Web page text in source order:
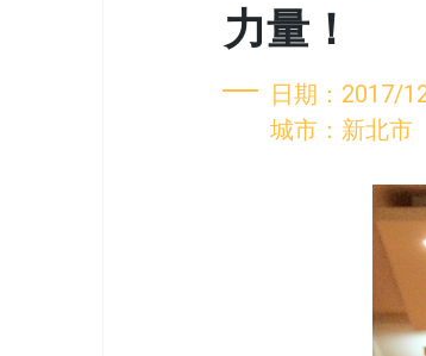
力量！
日期：2017/
城市：新北市